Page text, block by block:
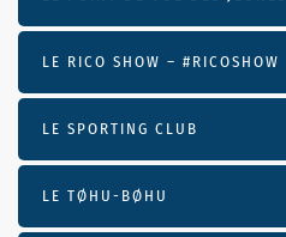
LE RICO SHOW – #RICOSHOW
LE SPORTING CLUB
LE TØHU-BØHU